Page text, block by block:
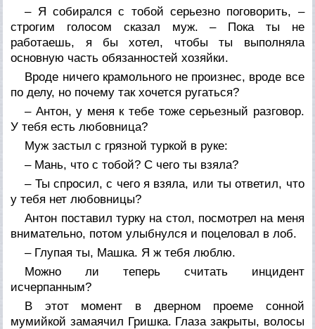
– Я собирался с тобой серьезно поговорить, –
строгим голосом сказал муж. – Пока ты не
работаешь, я бы хотел, чтобы ты выполняла
основную часть обязанностей хозяйки.
Вроде ничего крамольного не произнес, вроде все
по делу, но почему так хочется ругаться?
– Антон, у меня к тебе тоже серьезный разговор.
У тебя есть любовница?
Муж застыл с грязной туркой в руке:
– Мань, что с тобой? С чего ты взяла?
– Ты спросил, с чего я взяла, или ты ответил, что
у тебя нет любовницы?
Антон поставил турку на стол, посмотрел на меня
внимательно, потом улыбнулся и поцеловал в лоб.
– Глупая ты, Машка. Я ж тебя люблю.
Можно ли теперь считать инцидент
исчерпанным?
В этот момент в дверном проеме сонной
мумийкой замаячил Гришка. Глаза закрыты, волосы